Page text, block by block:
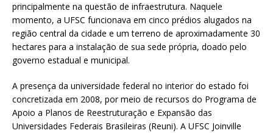
principalmente na questão de infraestrutura. Naquele
momento, a UFSC funcionava em cinco prédios alugados na
região central da cidade e um terreno de aproximadamente 30
hectares para a instalação de sua sede própria, doado pelo
governo estadual e municipal.
A presença da universidade federal no interior do estado foi
concretizada em 2008, por meio de recursos do Programa de
Apoio a Planos de Reestruturação e Expansão das
Universidades Federais Brasileiras (Reuni). A UFSC Joinville